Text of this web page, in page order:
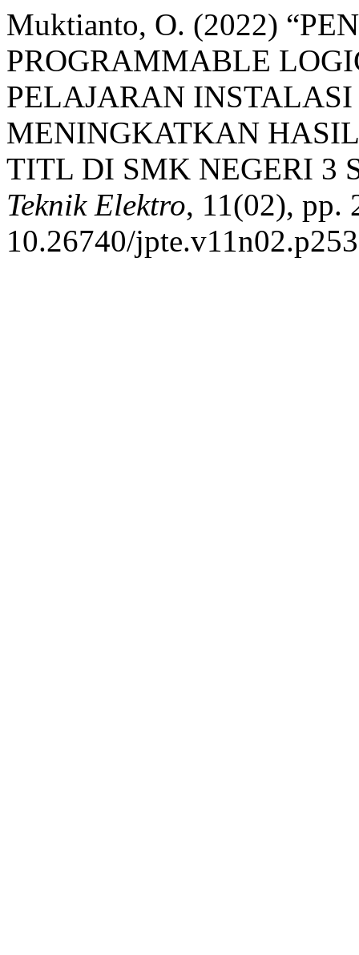
Muktianto, O. (2022)
PROGRAMMABLE
PELAJARAN
MENINGKATKAN
TITL DI SMK NEGERI 3
Teknik Elektro, 11(02), pp.
10.26740/